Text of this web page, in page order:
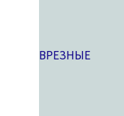
ВРЕЗНЫЕ